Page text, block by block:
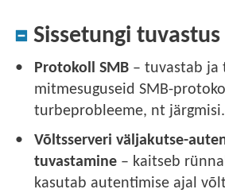
Sissetungi tuvastus
Protokoll SMB – tuvastab ja
mitmesuguseid SMB-
turbeprobleeme, nt järgmisi.
Võltsserveri väljakutse-
tuvastamine – kaitseb
kasutab autentimise ajal